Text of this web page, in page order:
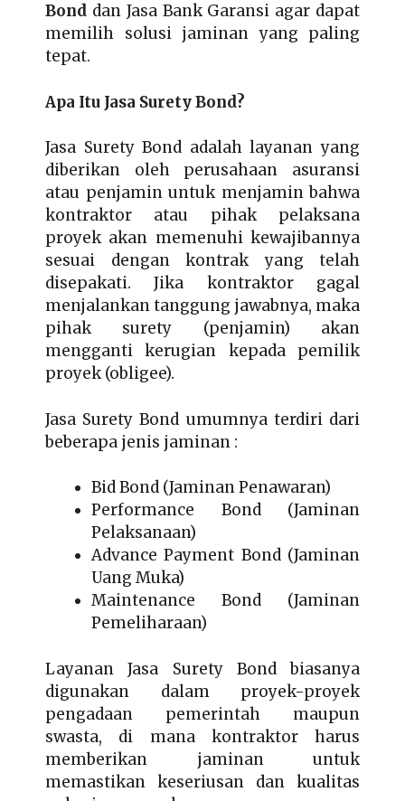
Bond dan Jasa Bank Garansi agar dapat
memilih solusi jaminan yang paling
tepat.
Apa Itu Jasa Surety Bond?
Jasa Surety Bond adalah layanan yang
diberikan oleh perusahaan asuransi
atau penjamin untuk menjamin bahwa
kontraktor atau pihak pelaksana
proyek akan memenuhi kewajibannya
sesuai dengan kontrak yang telah
disepakati. Jika kontraktor gagal
menjalankan tanggung jawabnya, maka
pihak surety (penjamin) akan
mengganti kerugian kepada pemilik
proyek (obligee).
Jasa Surety Bond umumnya terdiri dari
beberapa jenis jaminan :
Bid Bond (Jaminan Penawaran)
Performance Bond (Jaminan
Pelaksanaan)
Advance Payment Bond (Jaminan
Uang Muka)
Maintenance Bond (Jaminan
Pemeliharaan)
Layanan Jasa Surety Bond biasanya
digunakan dalam proyek-proyek
pengadaan pemerintah maupun
swasta, di mana kontraktor harus
memberikan jaminan untuk
memastikan keseriusan dan kualitas